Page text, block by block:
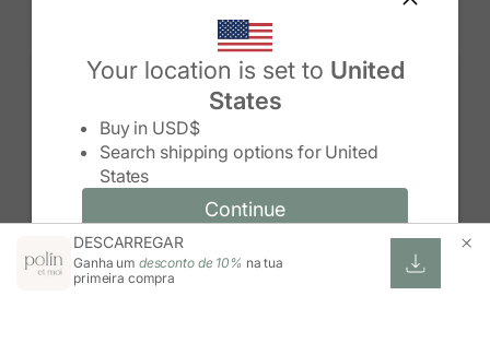
Your location is set to United
States
Buy in USD$
Search shipping options for United
States
Continue
Change country/region and language
Change country/region
Continue
TRINDADE E TOBAGO (TTD $)
TUNÍSIA (USD $)
TURQUEMENISTÃO (USD $)
TURQUIA (TRY ₺)
TUVALU (AUD $)
UGANDA (UGX USH)
URUGUAI (UYU $U)
USBEQUISTÃO (UZS SO'M)
VENEZUELA (USD $)
VIETNAME (VND ₫)
WALLIS E FUTUNA (XPF FR)
ZIMBABUÉ (USD $)
DESCARREGAR
Ganha um desconto de 10% na tua
primeira compra